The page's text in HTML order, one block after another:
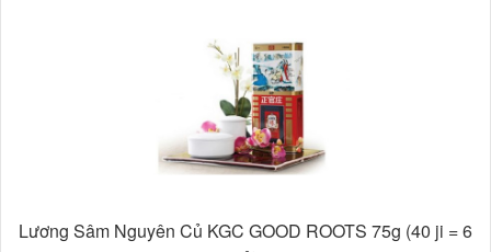
Lương Sâm Nguyên Củ KGC GOOD ROOTS 75g (40 ji = 6